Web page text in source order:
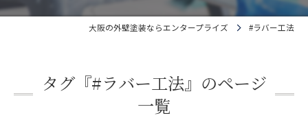
大阪の外壁塗装ならエンタープライズ #ラバー工法
タグ『#ラバー工法』のページ
一覧